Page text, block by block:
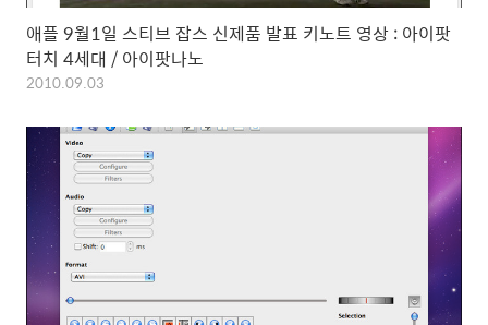
애플 9월1일 스티브 잡스 신제품 발표 키노트 영상 : 아이팟
터치 4세대 / 아이팟나노
2010.09.03